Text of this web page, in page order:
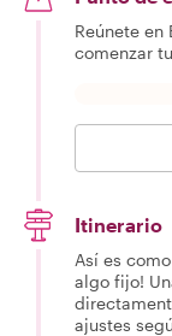
Reúnete en
comenzar
Itinerario
Así es
algo fijo!
ajustes